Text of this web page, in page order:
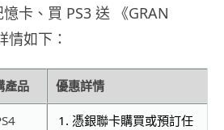
卡、買 PS3 送 《GRAN
情如下：
產品 優惠詳情
憑銀聯卡購買或預訂任